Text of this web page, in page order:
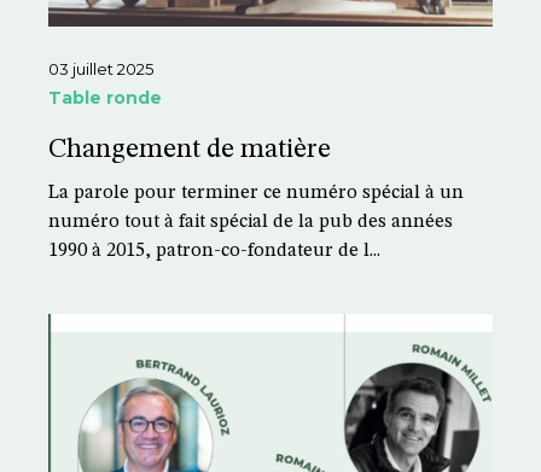
03 juillet 2025
Table ronde
Changement de matière
La parole pour terminer ce numéro spécial à un
numéro tout à fait spécial de la pub des années
1990 à 2015, patron-co-fondateur de l...